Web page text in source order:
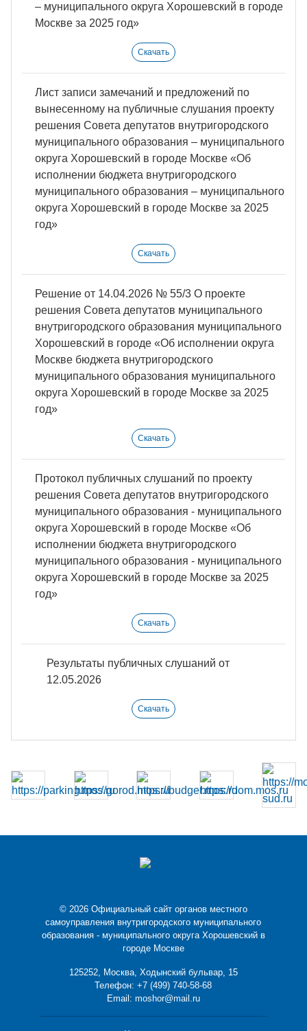
‒ муниципального округа Хорошевский в городе
Москве за 2025 год»
Скачать
Лист записи замечаний и предложений по
вынесенному на публичные слушания проекту
решения Совета депутатов внутригородского
муниципального образования ‒ муниципального
округа Хорошевский в городе Москве «Об
исполнении бюджета внутригородского
муниципального образования ‒ муниципального
округа Хорошевский в городе Москве за 2025
год»
Скачать
Решение от 14.04.2026 № 55/3 О проекте
решения Совета депутатов муниципального
внутригородского образования муниципального
Хорошевский в городе «Об исполнении округа
Москве бюджета внутригородского
муниципального образования муниципального
округа Хорошевский в городе Москве за 2025
год»
Скачать
Протокол публичных слушаний по проекту
решения Совета депутатов внутригородского
муниципального образования - муниципального
округа Хорошевский в городе Москве «Об
исполнении бюджета внутригородского
муниципального образования - муниципального
округа Хорошевский в городе Москве за 2025
год»
Скачать
Результаты публичных слушаний от
12.05.2026
Скачать
© 2026 Официальный сайт органов местного
самоуправления внутригородского муниципального
образования - муниципального округа Хорошевский в
городе Москве
125252, Москва, Ходынский бульвар, 15
Телефон:+7 (499) 740-58-68
Email: moshor@mail.ru